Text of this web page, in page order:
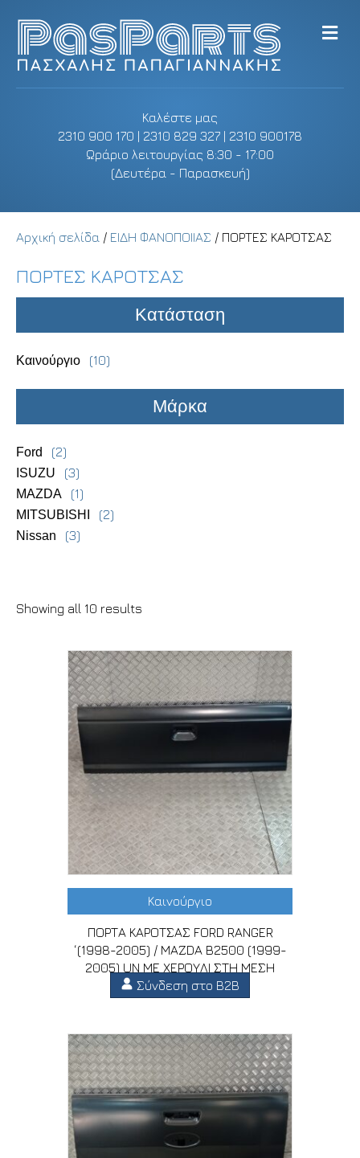
Καλέστε μας
2310 900 170 | 2310 829 327 | 2310 900178
Ωράριο λειτουργίας 8:30 - 17:00
(Δευτέρα - Παρασκευή)
M
e
Αρχική σελίδα / ΕΙΔΗ ΦΑΝΟΠΟΙΙΑΣ / ΠΟΡΤΕΣ ΚΑΡΟΤΣΑΣ
ΠΟΡΤΕΣ ΚΑΡΟΤΣΑΣ
Κατάσταση
Καινούργιο (10)
Μάρκα
Ford (2)
ISUZU (3)
MAZDA (1)
MITSUBISHI (2)
Nissan (3)
Showing all 10 results
Καινούργιο
ΠΟΡΤΑ ΚΑΡΟΤΣΑΣ FORD RANGER
‘(1998-2005) / MAZDA B2500 (1999-
2005) UN ΜΕ ΧΕΡΟΥΛΙ ΣΤΗ ΜΕΣΗ
Σύνδεση στο B2B